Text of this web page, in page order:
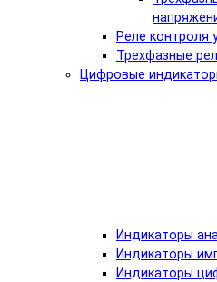
Реле контроля
Трехфазные
Цифровые
Индикаторы
Индикаторы
Индикаторы